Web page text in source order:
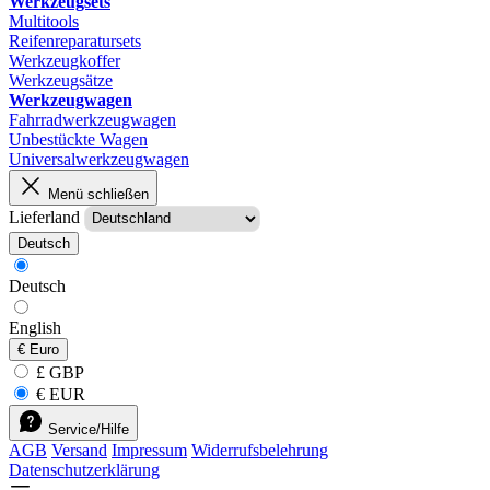
Multitools
Reifenreparatursets
Werkzeugkoffer
Werkzeugsätze
Werkzeugwagen
Fahrradwerkzeugwagen
Unbestückte Wagen
Universalwerkzeugwagen
Menü schließen
Lieferland
Deutsch
Deutsch
English
€ Euro
£ GBP
€ EUR
Service/Hilfe
AGB Versand Impressum Widerrufsbelehrung
Datenschutzerklärung